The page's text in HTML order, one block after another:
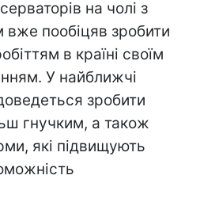
на чолі з
пообіцяв зробити
в країні своїм
У найближчі
зробити
гнучким, а також
які підвищують